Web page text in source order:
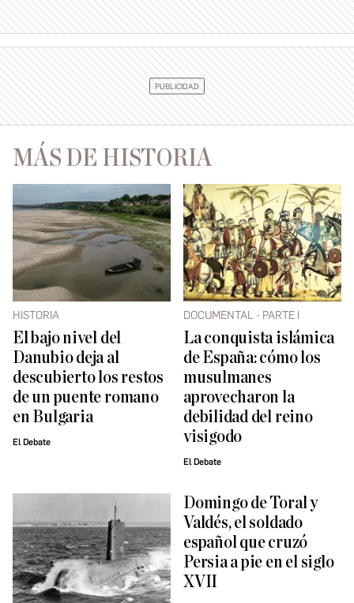
MÁS DE HISTORIA
HISTORIA
El bajo nivel del
Danubio deja al
descubierto los restos
de un puente romano
en Bulgaria
El Debate
DOCUMENTAL - PARTE I
La conquista islámica
de España: cómo los
musulmanes
aprovecharon la
debilidad del reino
visigodo
El Debate
Domingo de Toral y
Valdés, el soldado
español que cruzó
Persia a pie en el siglo
XVII